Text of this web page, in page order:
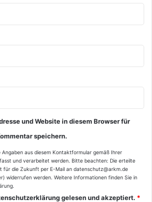
und Website in diesem Browser für
speichern.
Angaben aus diesem Kontaktformular gemäß Ihrer
und verarbeitet werden. Bitte beachten: Die erteilte
für die Zukunft per E-Mail an datenschutz@arkm.de
widerrufen werden. Weitere Informationen finden Sie in
.
gelesen und akzeptiert. *